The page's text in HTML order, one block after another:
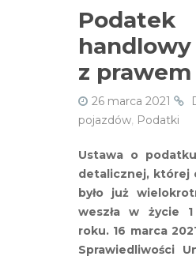
Podatek
z prawem
26 marca 2021
pojazdów, Podatki
Ustawa o
detalicznej, której
było już
weszła w życie
roku. 16 marca
Sprawiedliwości